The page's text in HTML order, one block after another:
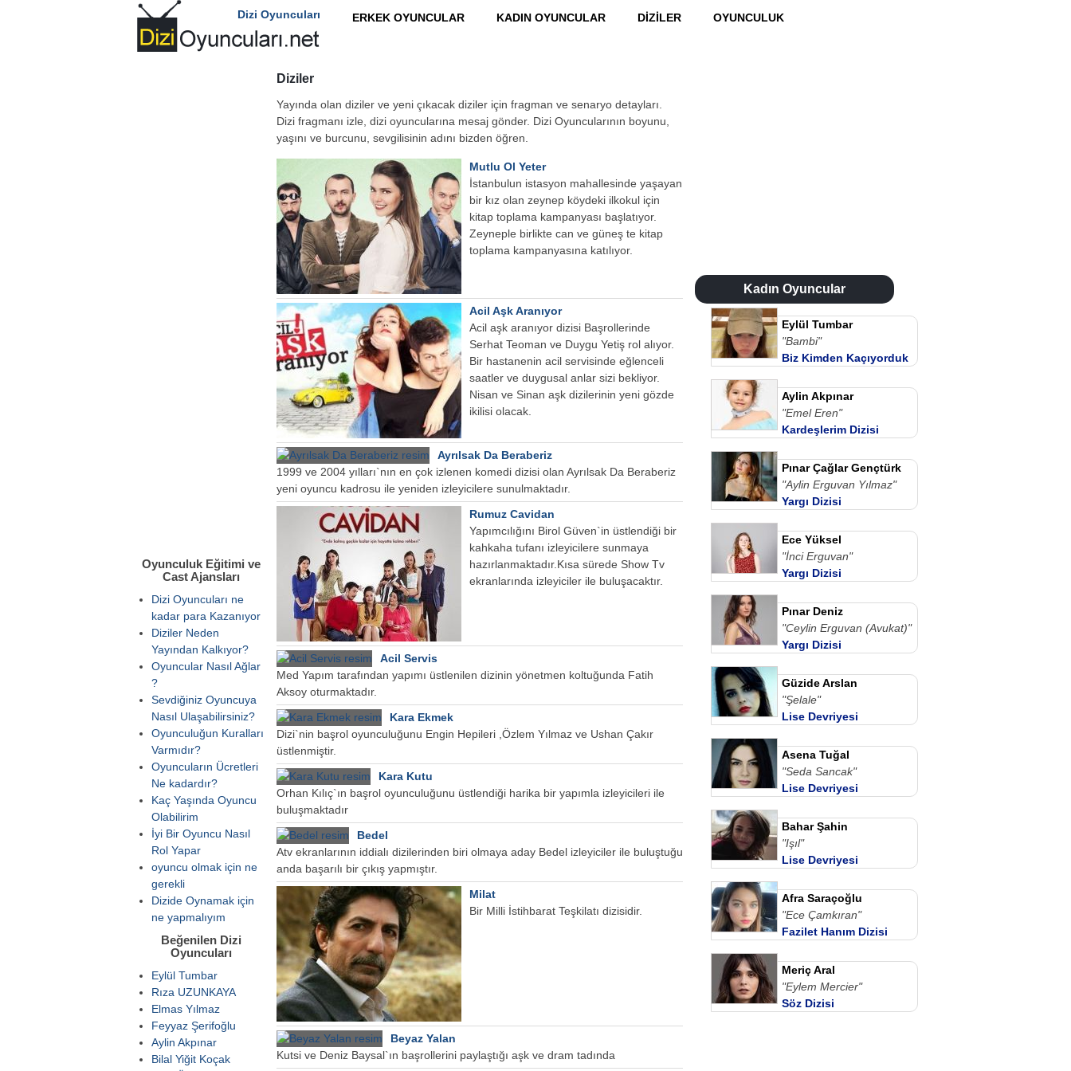
Dizi Oyuncuları ERKEK OYUNCULAR KADIN OYUNCULAR DİZİLER OYUNCULUK
Diziler
Yayında olan diziler ve yeni çıkacak diziler için fragman ve senaryo detayları.
Dizi fragmanı izle, dizi oyuncularına mesaj gönder. Dizi Oyuncularının boyunu,
yaşını ve burcunu, sevgilisinin adını bizden öğren.
Mutlu Ol Yeter
İstanbulun istasyon mahallesinde yaşayan
bir kız olan zeynep köydeki ilkokul için
kitap toplama kampanyası başlatıyor.
Zeyneple birlikte can ve güneş te kitap
toplama kampanyasına katılıyor.
Acil Aşk Aranıyor
Acil aşk aranıyor dizisi Başrollerinde
Serhat Teoman ve Duygu Yetiş rol alıyor.
Bir hastanenin acil servisinde eğlenceli
saatler ve duygusal anlar sizi bekliyor.
Nisan ve Sinan aşk dizilerinin yeni gözde
ikilisi olacak.
Ayrılsak Da Beraberiz
1999 ve 2004 yılları`nın en çok izlenen komedi dizisi olan Ayrılsak Da Beraberiz
yeni oyuncu kadrosu ile yeniden izleyicilere sunulmaktadır.
Rumuz Cavidan
Yapımcılığını Birol Güven`in üstlendiği bir
kahkaha tufanı izleyicilere sunmaya
hazırlanmaktadır.Kısa sürede Show Tv
ekranlarında izleyiciler ile buluşacaktır.
Acil Servis
Med Yapım tarafından yapımı üstlenilen dizinin yönetmen koltuğunda Fatih
Aksoy oturmaktadır.
Kara Ekmek
Dizi`nin başrol oyunculuğunu Engin Hepileri ,Özlem Yılmaz ve Ushan Çakır
üstlenmiştir.
Kara Kutu
Orhan Kılıç`ın başrol oyunculuğunu üstlendiği harika bir yapımla izleyicileri ile
buluşmaktadır
Bedel
Atv ekranlarının iddialı dizilerinden biri olmaya aday Bedel izleyiciler ile buluştuğu
anda başarılı bir çıkış yapmıştır.
Milat
Bir Milli İstihbarat Teşkilatı dizisidir.
Beyaz Yalan
Kutsi ve Deniz Baysal`ın başrollerini paylaştığı aşk ve dram tadında
Oyunculuk Eğitimi ve
Cast Ajansları
Dizi Oyuncuları ne
kadar para Kazanıyor
Diziler Neden
Yayından Kalkıyor?
Oyuncular Nasıl Ağlar
?
Sevdiğiniz Oyuncuya
Nasıl Ulaşabilirsiniz?
Oyunculuğun Kuralları
Varmıdır?
Oyuncuların Ücretleri
Ne kadardır?
Kaç Yaşında Oyuncu
Olabilirim
İyi Bir Oyuncu Nasıl
Rol Yapar
oyuncu olmak için ne
gerekli
Dizide Oynamak için
ne yapmalıyım
Beğenilen Dizi
Oyuncuları
Eylül Tumbar
Rıza UZUNKAYA
Elmas Yılmaz
Feyyaz Şerifoğlu
Aylin Akpınar
Bilal Yiğit Koçak
Kadın Oyuncular
Eylül Tumbar
"Bambi"
Biz Kimden Kaçıyorduk
Aylin Akpınar
"Emel Eren"
Kardeşlerim Dizisi
Pınar Çağlar Gençtürk
"Aylin Erguvan Yılmaz"
Yargı Dizisi
Ece Yüksel
"İnci Erguvan"
Yargı Dizisi
Pınar Deniz
"Ceylin Erguvan (Avukat)"
Yargı Dizisi
Güzide Arslan
"Şelale"
Lise Devriyesi
Asena Tuğal
"Seda Sancak"
Lise Devriyesi
Bahar Şahin
"Işıl"
Lise Devriyesi
Afra Saraçoğlu
"Ece Çamkıran"
Fazilet Hanım Dizisi
Meriç Aral
"Eylem Mercier"
Söz Dizisi